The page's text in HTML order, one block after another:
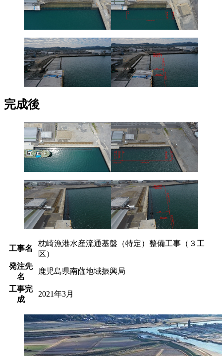
完成後
工事名
枕崎漁港水産流通基盤（特定）整備工事（３工
区）
発注先
名
鹿児島県南薩地域振興局
工事完
成
2021年3月